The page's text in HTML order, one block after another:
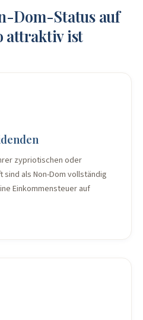
Dom-Status auf
attraktiv ist
zypriotischen oder
sind als Non-Dom vollständig
Einkommensteuer auf